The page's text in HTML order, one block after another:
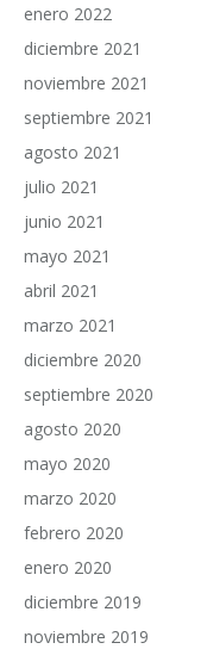
enero 2022
diciembre 2021
noviembre 2021
septiembre 2021
agosto 2021
julio 2021
junio 2021
mayo 2021
abril 2021
marzo 2021
diciembre 2020
septiembre 2020
agosto 2020
mayo 2020
marzo 2020
febrero 2020
enero 2020
diciembre 2019
noviembre 2019